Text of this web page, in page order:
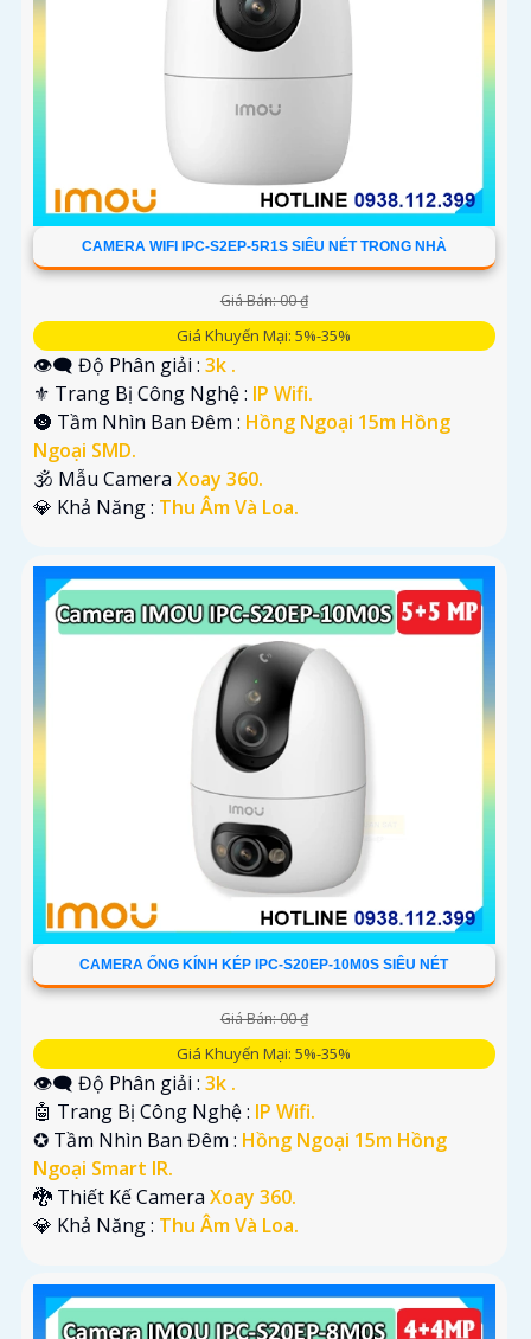
CAMERA WIFI IPC-S2EP-5R1S SIÊU NÉT TRONG NHÀ
Giá Bán: 00 ₫
Giá Khuyến Mại: 5%-35%
👁️‍🗨 Độ Phân giải : 3k .
⚜️ Trang Bị Công Nghệ : IP Wifi.
🌚 Tầm Nhìn Ban Đêm : Hồng Ngoại 15m Hồng
Ngoại SMD.
🕉️ Mẫu Camera Xoay 360.
️💎 Khả Năng : Thu Âm Và Loa.
CAMERA ỐNG KÍNH KÉP IPC-S20EP-10M0S SIÊU NÉT
Giá Bán: 00 ₫
Giá Khuyến Mại: 5%-35%
👁️‍🗨 Độ Phân giải : 3k .
🤖️ Trang Bị Công Nghệ : IP Wifi.
✪ Tầm Nhìn Ban Đêm : Hồng Ngoại 15m Hồng
Ngoại Smart IR.
🐉️ Thiết Kế Camera Xoay 360.
️💎 Khả Năng : Thu Âm Và Loa.